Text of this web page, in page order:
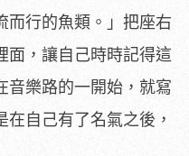
而行的魚類。」把座右
面，讓自己時時記得這
音樂路的一開始，就寫
自己有了名氣之後，